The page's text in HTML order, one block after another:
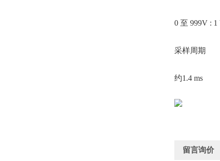
0 至 999V :
采样周期
约1.4 ms
留言询价